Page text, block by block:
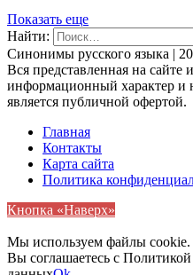
Показать еще
Найти:
Синонимы русского языка |
Вся представленная на сайте
информационный характер и
является публичной офертой.
Главная
Контакты
Карта сайта
Политика
Кнопка «Наверх»
Мы используем файлы cookie.
Вы соглашаетесь с